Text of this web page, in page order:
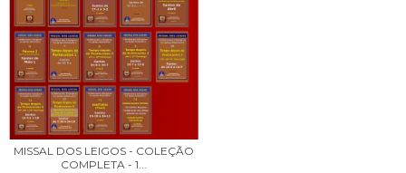
MISSAL DOS LEIGOS - COLEÇÃO
COMPLETA - 1...